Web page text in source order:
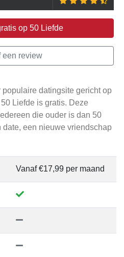
op 50 Liefde
een review
datingsite gericht op
Liefde is gratis. Deze
die ouder is dan 50
date, een nieuwe vriendschap
Vanaf €17,99 per maand